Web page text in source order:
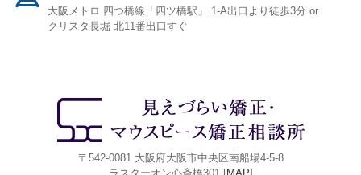
大阪メトロ 四つ橋線「四ツ橋駅」 1-A出口より徒歩3分 or
クリスタ長堀 北11番出口すぐ
〒542-0081 大阪府大阪市中央区南船場4-5-8